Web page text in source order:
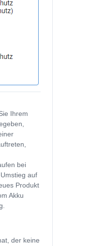
Ihrem
bei
auf
Produkt
Akku
der keine